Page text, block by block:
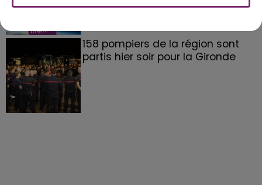
158 pompiers de la région sont
partis hier soir pour la Gironde